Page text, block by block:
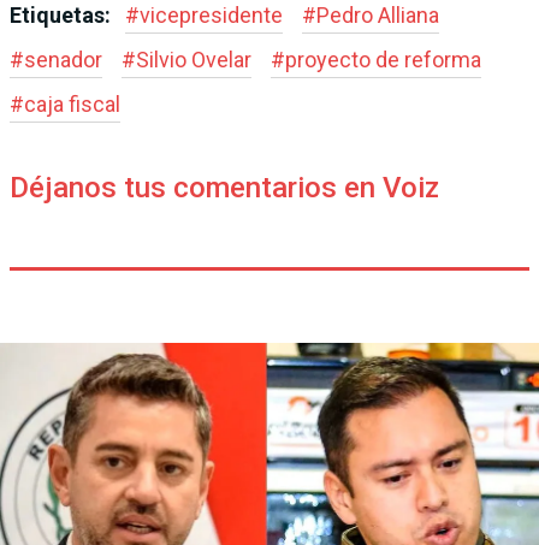
Etiquetas: #vicepresidente #Pedro Alliana
#senador #Silvio Ovelar #proyecto de reforma
#caja fiscal
Déjanos tus comentarios en Voiz